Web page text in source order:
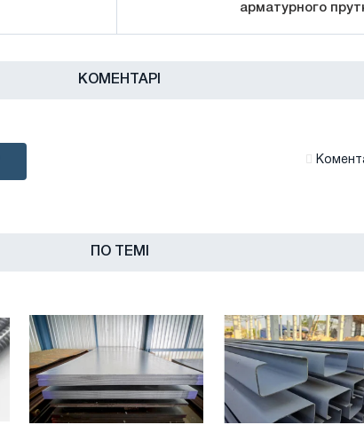
арматурного
КОМЕНТАРІ
ПО ТЕМІ